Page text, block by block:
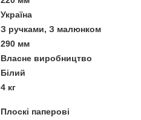
Україна
З ручками, З малюнком
290 мм
Власне виробництво
Білий
4 кг
Плоскі паперові